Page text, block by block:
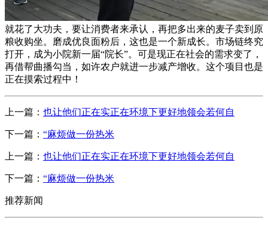
就花了大功夫，要让消费者来承认，再把多出来的麦子卖到原
粮收购坐。磨成优良面粉后，这也是一个新成长。市场链终究
打开，成为小院新一届“院长”。可是现正在社会的需求变了，
再借帮曲播勾当，如许农户就进一步减产增收。这个项目也是
正在摸索过程中！
上一篇： 也让他们正在实正在环境下更好地领会若何自
下一篇： “麻烦做一份热米
上一篇： 也让他们正在实正在环境下更好地领会若何自
下一篇： “麻烦做一份热米
推荐新闻